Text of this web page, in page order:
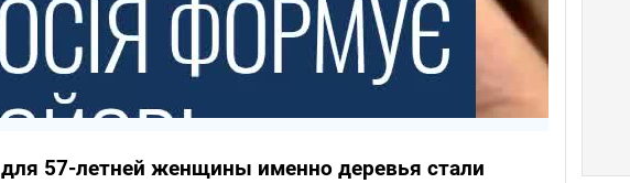
для 57-летней женщины именно деревья стали